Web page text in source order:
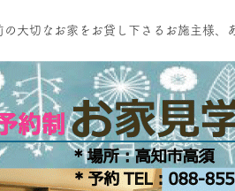
の大切なお家をお貸し下さるお施主様、